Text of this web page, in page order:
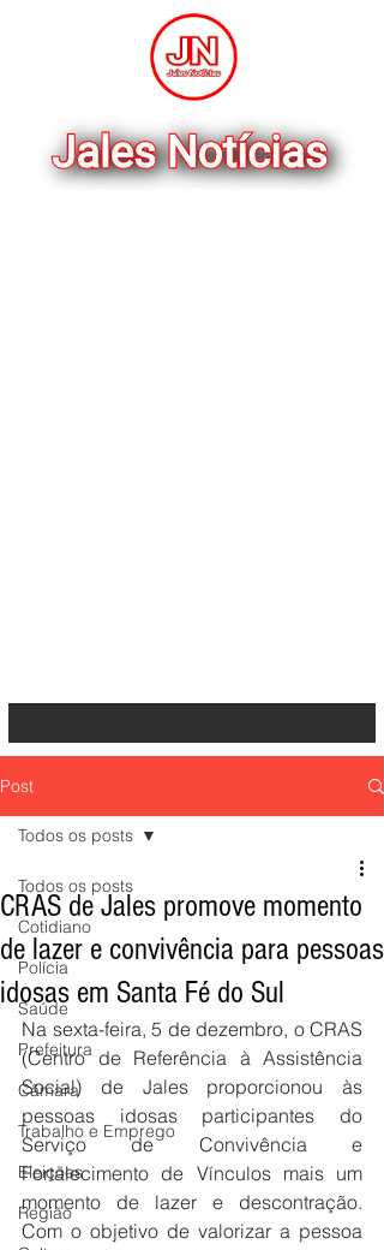
Post
Todos os posts
Cotidiano
Polícia
Saúde
Prefeitura
Câmara
Trabalho e Emprego
Eleições
Região
Todos os posts
CRAS de Jales promove momento
de lazer e convivência para pessoas
idosas em Santa Fé do Sul
Na sexta-feira, 5 de dezembro, o CRAS
(Centro de Referência à Assistência
Social) de Jales proporcionou às
pessoas idosas participantes do
Serviço de Convivência e
Fortalecimento de Vínculos mais um
momento de lazer e descontração.
Com o objetivo de valorizar a pessoa